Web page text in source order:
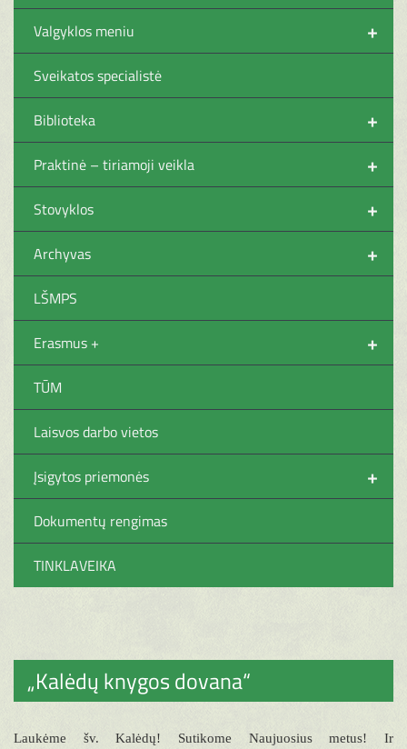
+
Valgyklos meniu
Sveikatos specialistė
+
Biblioteka
+
Praktinė – tiriamoji veikla
+
Stovyklos
+
Archyvas
LŠMPS
+
Erasmus +
TŪM
Laisvos darbo vietos
+
Įsigytos priemonės
Dokumentų rengimas
TINKLAVEIKA
„Kalėdų knygos dovana“
Laukėme šv. Kalėdų! Sutikome Naujuosius metus! Ir